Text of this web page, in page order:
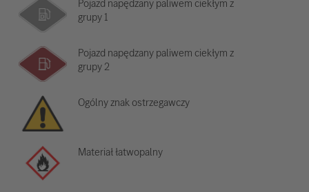
grupy 1
Pojazd napędzany paliwem ciekłym z
grupy 2
Ogólny znak ostrzegawczy
Materiał łatwopalny